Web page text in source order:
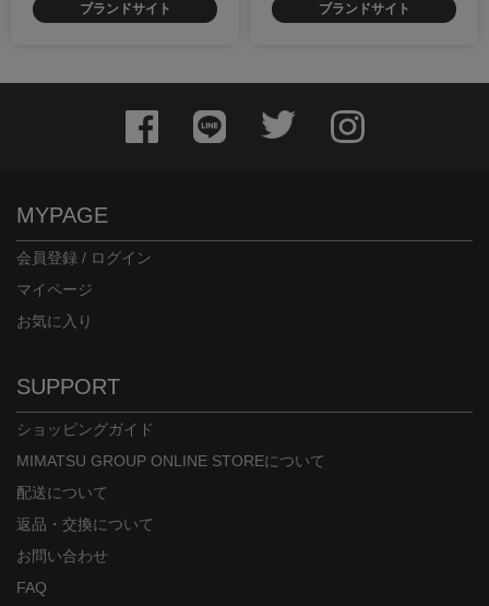
ブランドサイト ブランドサイト
MYPAGE
会員登録 / ログイン
マイページ
お気に入り
SUPPORT
ショッピングガイド
MIMATSU GROUP ONLINE STOREについて
配送について
返品・交換について
お問い合わせ
FAQ